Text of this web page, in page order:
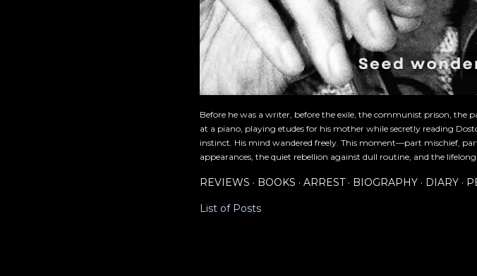
Before he was a writer, before the exile, the communist prison, the
at a piano, playing etudes for his mother while secretly reading
instinct. His mind wandered freely. This moment—part mischief,
appearances, the quiet rebellion against dull routine, and the
REVIEWS BOOKS ARREST BIOGRAPHY DIARY
List of Posts